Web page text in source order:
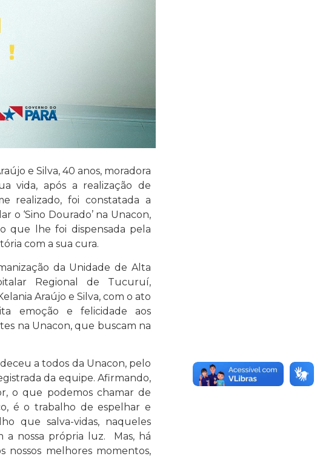
e Silva, 40 anos, moradora
vida, após a realização de
realizado, foi constatada a
o ‘Sino Dourado’ na Unacon,
que lhe foi dispensada pela
com a sua cura.
da Unidade de Alta
Regional de Tucuruí,
Araújo e Silva, com o ato
emoção e felicidade aos
na Unacon, que buscam na
a todos da Unacon, pelo
da equipe. Afirmando,
o que podemos chamar de
é o trabalho de espelhar e
que salva-vidas, naqueles
a nossa própria luz. Mas, há
nossos melhores momentos,